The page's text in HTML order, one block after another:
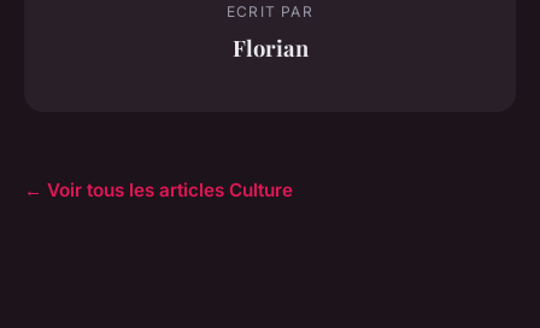
ECRIT PAR
Florian
← Voir tous les articles Culture